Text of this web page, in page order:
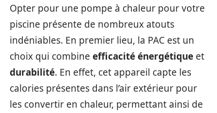
Opter pour une pompe à chaleur pour votre
piscine présente de nombreux atouts
indéniables. En premier lieu, la PAC est un
choix qui combine efficacité énergétique et
durabilité. En effet, cet appareil capte les
calories présentes dans l’air extérieur pour
les convertir en chaleur, permettant ainsi de